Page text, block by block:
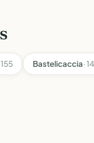
155 Bastelicaccia·